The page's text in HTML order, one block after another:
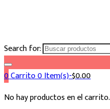
Search for:
0Carrito0 Item(s)-$0.00
No hay productos en el carrito.